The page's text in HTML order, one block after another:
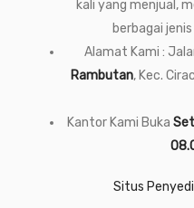
kali yang menjual,
berbagai
Alamat Kami :
Rambutan, Kec.
Kantor Kami Buka
Situs